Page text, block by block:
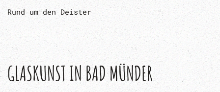
Rund um den Deister
GLASKUNST IN BAD MÜNDER